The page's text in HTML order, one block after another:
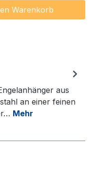
Warenkorb
aus
an einer feinen
Mehr